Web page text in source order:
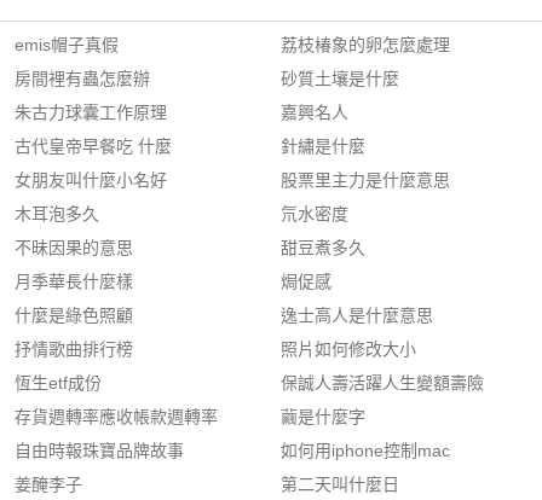
emis帽子真假
房間裡有蟲怎麼辦
朱古力球囊工作原理
古代皇帝早餐吃 什麼
女朋友叫什麼小名好
木耳泡多久
不昧因果的意思
月季華長什麼樣
什麼是綠色照顧
抒情歌曲排行榜
恆生etf成份
存貨週轉率應收帳款週轉率
自由時報珠寶品牌故事
姜醃李子
荔枝椿象的卵怎麼處理
砂質土壤是什麼
嘉興名人
針繡是什麼
股票里主力是什麼意思
氘水密度
甜豆煮多久
焗促感
逸士高人是什麼意思
照片如何修改大小
保誠人壽活躍人生變額壽險
繭是什麼字
如何用iphone控制mac
第二天叫什麼日